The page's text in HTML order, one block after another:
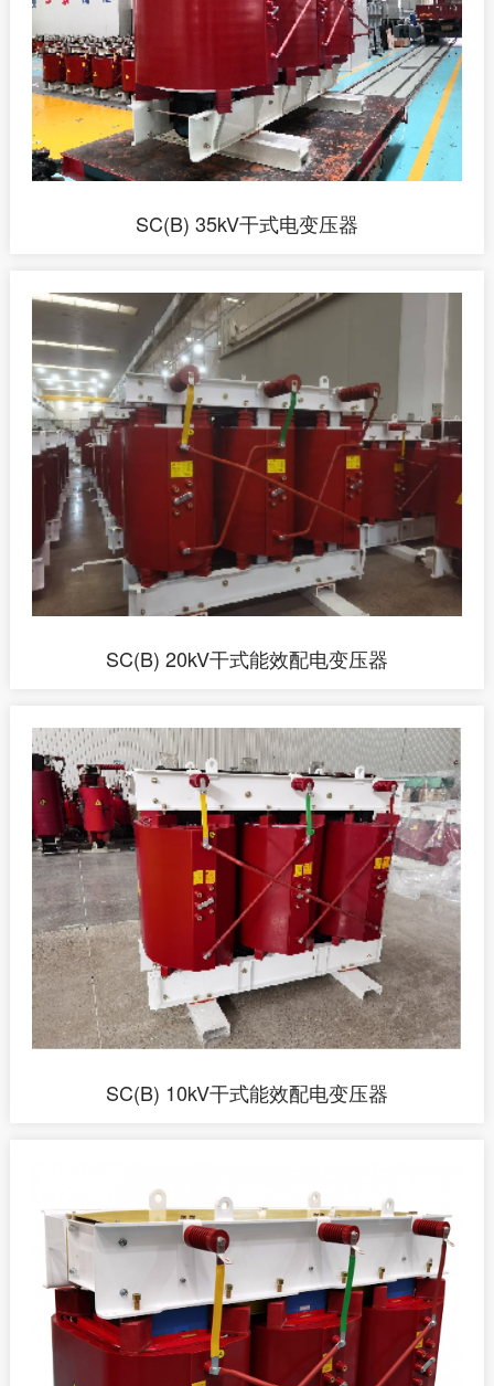
SC(B) 35kV干式电变压器
SC(B) 20kV干式能效配电变压器
SC(B) 10kV干式能效配电变压器